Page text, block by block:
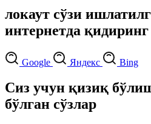
локаут сўзи
интернетда қидиринг
Google Яндекс Bing
Сиз учун қизиқ
бўлган сўзлар